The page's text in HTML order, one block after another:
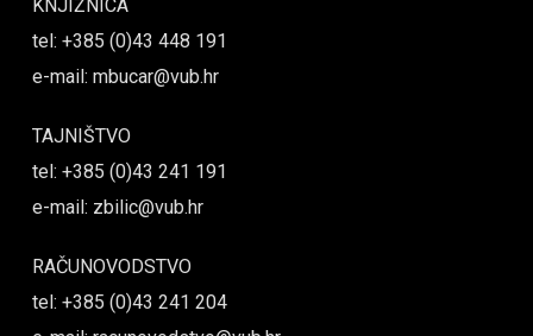
KNJIŽNICA
tel: +385 (0)43 448 191
e-mail: mbucar@vub.hr
TAJNIŠTVO
tel: +385 (0)43 241 191
e-mail: zbilic@vub.hr
RAČUNOVODSTVO
tel: +385 (0)43 241 204